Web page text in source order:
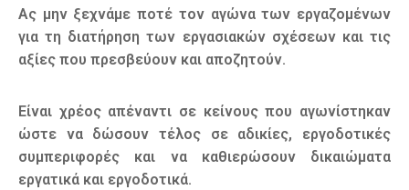
Ας μην ξεχνάμε ποτέ τον αγώνα των εργαζομένων
για τη διατήρηση των εργασιακών σχέσεων και τις
αξίες που πρεσβεύουν και αποζητούν.
Είναι χρέος απέναντι σε κείνους που αγωνίστηκαν
ώστε να δώσουν τέλος σε αδικίες, εργοδοτικές
συμπεριφορές και να καθιερώσουν δικαιώματα
εργατικά και εργοδοτικά.